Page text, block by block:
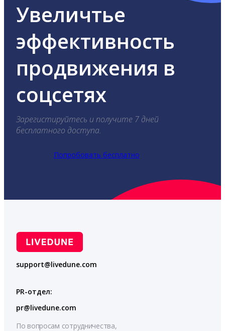
Увеличтье
эффективность
продвижения в
соцсетях
Зарегистируйтесь и получите 7 дней
бесплатного доступа.
Попробовать бесплатно
support@livedune.com
PR-отдел:
pr@livedune.com
По вопросам сотрудничества,